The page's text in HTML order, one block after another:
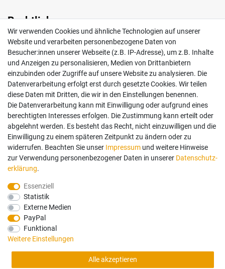
Rechtliches
Impressum
AGB
Widerrufsrecht
Datenschutz
Vertrag widerrufen
Mein Konto
Anmelden
Registrieren
Bezahlung und Versand
Wir bieten Ihnen viele Möglichkeiten einer sicheren Bezahlung.
Alle Preise in Euro und inkl. der gesetzlichen Mehrwertsteuer ggf. zzgl.
Versandkosten. Lieferung innerhalb Deutschlands. Änderungen und Irrtümer
Wir verwenden Cookies und ähnliche Technologien auf unserer
Website und verarbeiten personenbezogene Daten von
Besucher:innen unserer Webseite (z.B. IP-Adresse), um z.B. Inhalte
und Anzeigen zu personalisieren, Medien von Drittanbietern
einzubinden oder Zugriffe auf unsere Website zu analysieren. Die
Datenverarbeitung erfolgt erst durch gesetzte Cookies. Wir teilen
diese Daten mit Dritten, die wir in den Einstellungen benennen.
Die Datenverarbeitung kann mit Einwilligung oder aufgrund eines
berechtigten Interesses erfolgen. Die Zustimmung kann erteilt oder
abgelehnt werden. Es besteht das Recht, nicht einzuwilligen und die
Einwilligung zu einem späteren Zeitpunkt zu ändern oder zu
widerrufen. Beachten Sie unser Impressum und weitere Hinweise
zur Verwendung personenbezogener Daten in unserer Daten­schutz­
erklärung.
Essenziell
Statistik
Externe Medien
PayPal
Funktional
Weitere Einstellungen
Alle akzeptieren